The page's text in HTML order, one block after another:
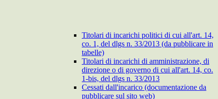
Titolari di incarichi politici di cui all'art. 14,
co. 1, del dlgs n. 33/2013 (da pubblicare in
tabelle)
Titolari di incarichi di amministrazione, di
direzione o di governo di cui all'art. 14, co.
1-bis, del dlgs n. 33/2013
Cessati dall'incarico (documentazione da
pubblicare sul sito web)